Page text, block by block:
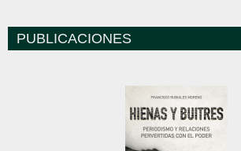
PUBLICACIONES